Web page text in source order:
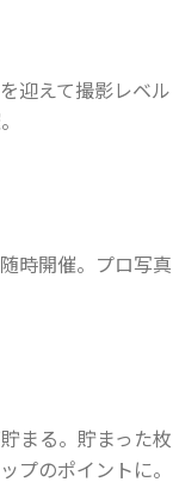
迎えて撮影レベル
時開催。プロ写真
まる。貯まった枚
プのポイントに。